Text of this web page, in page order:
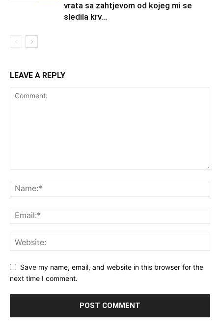
vrata sa zahtjevom od kojeg mi se
sledila krv...
LEAVE A REPLY
Save my name, email, and website in this browser for the
next time I comment.